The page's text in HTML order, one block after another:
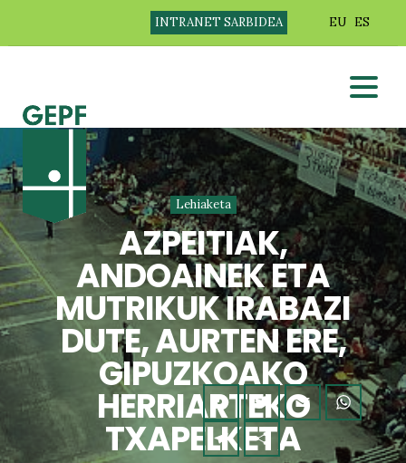
INTRANET SARBIDEA EU ES
Lehiaketa
AZPEITIAK,
ANDOAINEK ETA
MUTRIKUK IRABAZI
DUTE, AURTEN ERE,
GIPUZKOAKO
HERRIARTEKO
TXAPELKETA